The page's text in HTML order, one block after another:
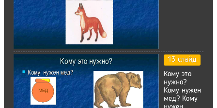
13 слайд
Кому это
нужно?
Кому нужен
мед? Кому